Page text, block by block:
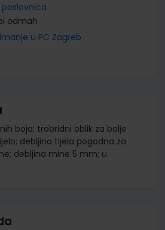
poslovnica
odmah
u PC Zagreb
boja; trobridni oblik za bolje
debljina tijela pogodna za
debljina mine 5 mm; u